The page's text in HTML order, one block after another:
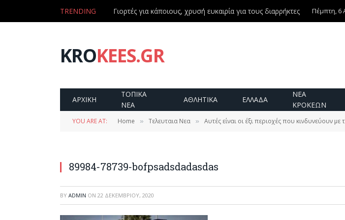
TRENDING Γιορτές για κάποιους, χρυσή ευκαιρία για τους διαρρήκτες Πέμπτη, 6
KROKEES.GR
ΑΡΧΙΚΗ
ΤΟΠΙΚΑ
ΝΕΑ
ΑΘΛΗΤΙΚΑ ΕΛΛΑΔΑ
ΝΕΑ
ΚΡΟΚΕΩΝ
YOU ARE AT: Home » Τελευταια Νεα » Αυτές είναι οι έξι περιοχές που κινδυνεύουν
89984-78739-bofpsadsdadasdas
BY ADMIN ON 22 ΔΕΚΕΜΒΡΊΟΥ, 2020